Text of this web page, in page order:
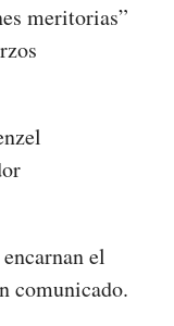
meritorias”
el
comunicado.